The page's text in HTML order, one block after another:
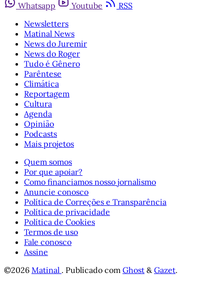
Whatsapp
Youtube
RSS
Newsletters
Matinal News
News do Juremir
News do Roger
Tudo é Gênero
Parêntese
Climática
Reportagem
Cultura
Agenda
Opinião
Podcasts
Mais projetos
Quem somos
Por que apoiar?
Como financiamos nosso jornalismo
Anuncie conosco
Política de Correções e Transparência
Política de privacidade
Política de Cookies
Termos de uso
Fale conosco
Assine
©2026 Matinal . Publicado com Ghost &Gazet.